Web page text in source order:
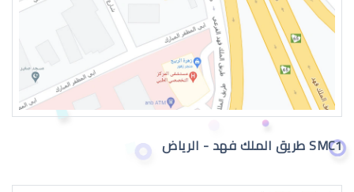
تمزق الشبكية في العين
SMC1 طريق الملك فهد - الرياض